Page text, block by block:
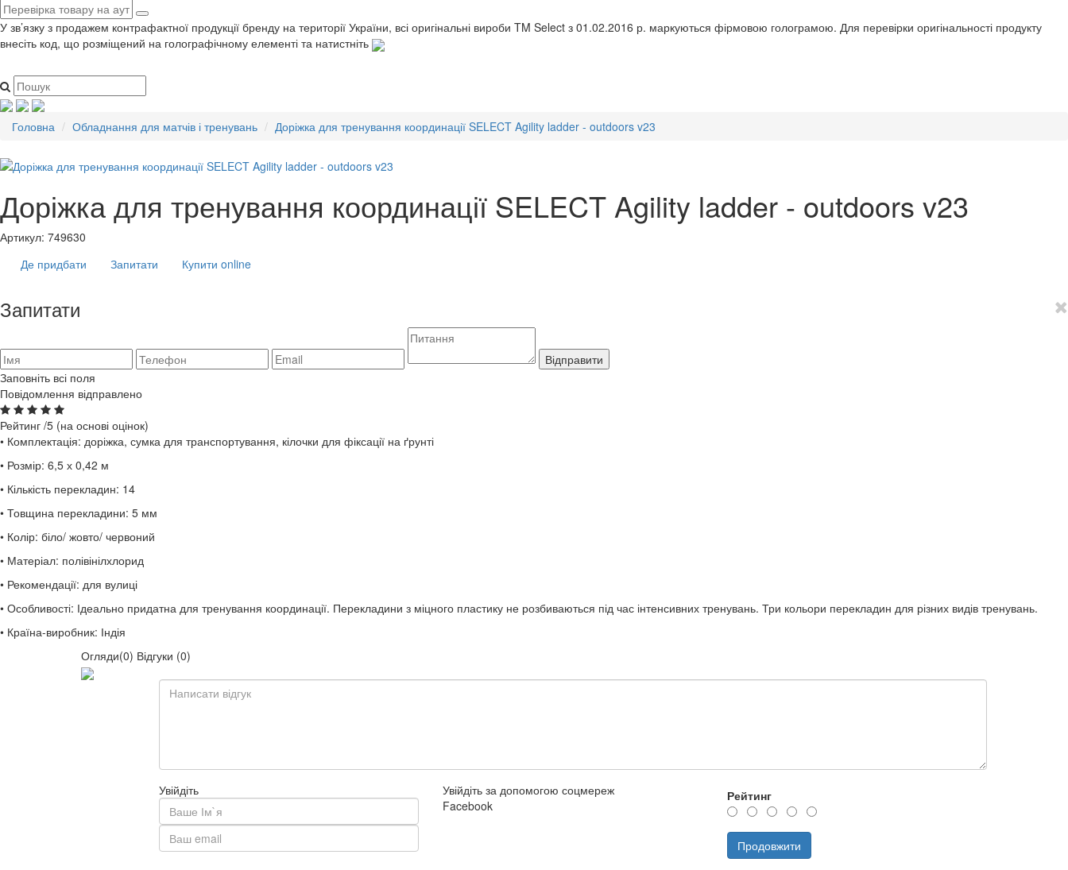
У зв’язку з продажем контрафактної продукції бренду на території України, всі оригінальні вироби TM Select з 01.02.2016 р. маркуються фірмовою голограмою. Для перевірки оригінальності продукту
внесіть код, що розміщений на голографічному елементі та натистніть
Головна Обладнання для матчів і тренувань Доріжка для тренування координації SELECT Agility ladder - outdoors v23
Доріжка для тренування координації SELECT Agility ladder - outdoors v23
Артикул: 749630
Де придбати
Запитати Купити online
Запитати
Відправити
Заповніть всі поля
Повідомлення відправлено
Рейтинг /5 (на основі оцінок)
• Комплектація: доріжка, сумка для транспортування, кілочки для фіксації на ґрунті
• Розмір: 6,5 х 0,42 м
• Кількість перекладин: 14
• Товщина перекладини: 5 мм
• Колір: біло/ жовто/ червоний
• Матеріал: полівінілхлорид
• Рекомендації: для вулиці
• Особливості: Ідеально придатна для тренування координації. Перекладини з міцного пластику не розбиваються під час інтенсивних тренувань. Три кольори перекладин для різних видів тренувань.
• Країна-виробник: Індія
Огляди(0) Відгуки (0)
Увійдіть
Увійдіть за допомогою соцмереж
Facebook
Рейтинг
Продовжити